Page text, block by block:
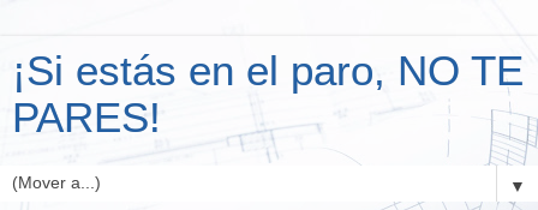
¡Si estás en el paro, NO TE
PARES!
▼